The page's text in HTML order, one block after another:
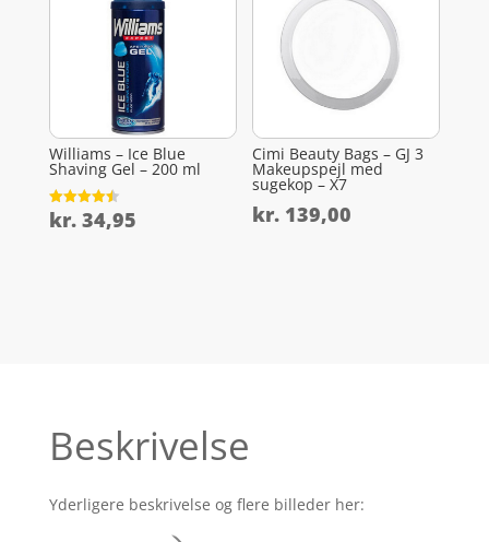
Williams – Ice Blue
Shaving Gel – 200 ml
Vurderet
4.5
kr.34,95
Cimi Beauty Bags – GJ 3
Makeupspejl med
sugekop – X7
kr. 139,00
Beskrivelse
Yderligere beskrivelse og flere billeder her: